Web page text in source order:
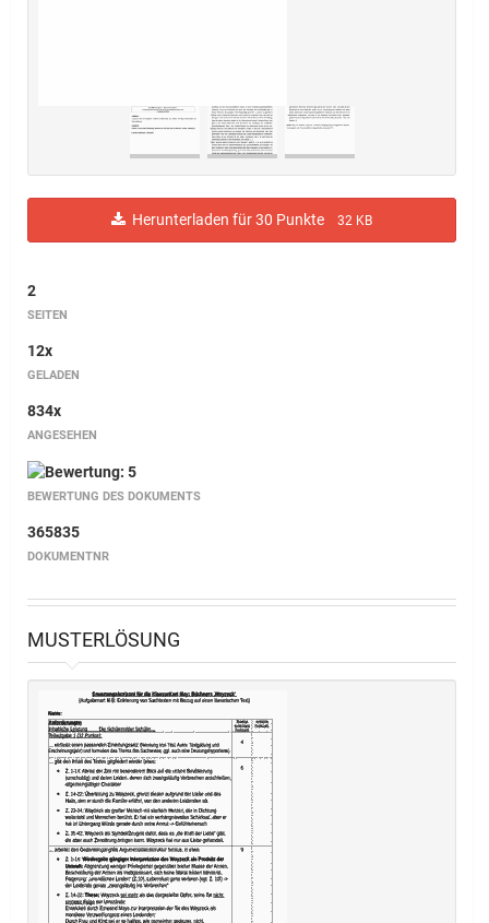
Herunterladen für 30 Punkte 32 KB
2
SEITEN
12x
GELADEN
834x
ANGESEHEN
BEWERTUNG DES DOKUMENTS
365835
DOKUMENTNR
MUSTERLÖSUNG